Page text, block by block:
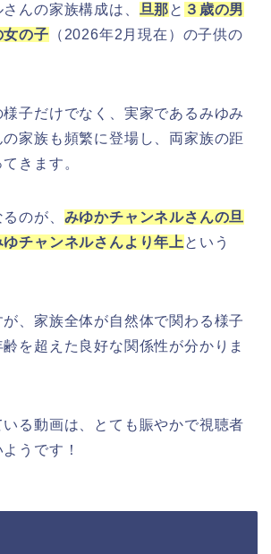
んの家族構成は、 旦那と ３歳の男
女の子 （2026年2月現在）の子供の
子だけでなく、実家であるみゆみ
家族も頻繁に登場し、両家族の距
きます。
のが、 みゆかチャンネルさんの旦
チャンネルさんより年上 という
、家族全体が自然体で関わる様子
を超えた良好な関係性が分かりま
いる動画は、とても賑やかで視聴者
うです！